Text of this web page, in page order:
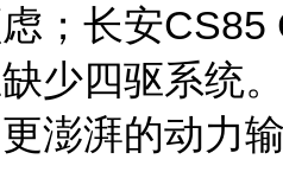
；长安
少四驱系统
澎湃的动力